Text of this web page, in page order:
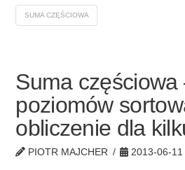
SUMA CZĘŚCIOWA
Suma częściowa
poziomów
obliczenie dla
PIOTR MAJCHER 2013-06-11